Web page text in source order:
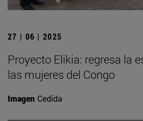
27 | 06 | 2025
Proyecto Elikia: regresa la
las mujeres del Congo
Imagen Cedida